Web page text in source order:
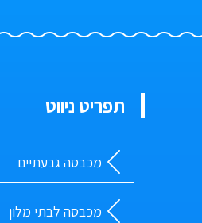
תפריט ניווט
מכבסה גבעתיים
מכבסה לבתי מלון